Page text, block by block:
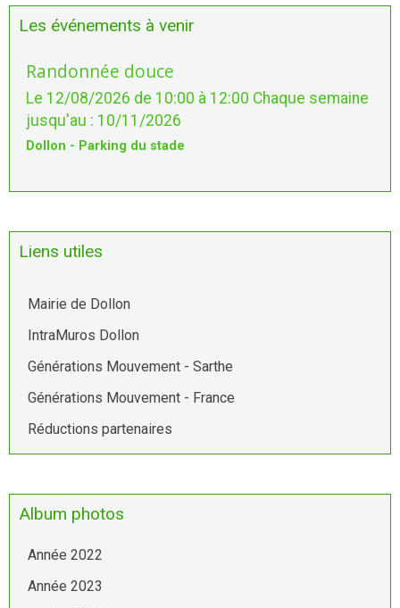
Les événements à venir
Randonnée douce
Le 12/08/2026 de 10:00 à 12:00 Chaque semaine
jusqu'au : 10/11/2026
Dollon - Parking du stade
Liens utiles
Mairie de Dollon
IntraMuros Dollon
Générations Mouvement - Sarthe
Générations Mouvement - France
Réductions partenaires
Album photos
Année 2022
Année 2023